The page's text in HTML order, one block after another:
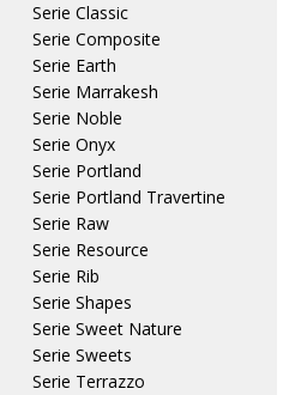
Serie Classic
Serie Composite
Serie Earth
Serie Marrakesh
Serie Noble
Serie Onyx
Serie Portland
Serie Portland Travertine
Serie Raw
Serie Resource
Serie Rib
Serie Shapes
Serie Sweet Nature
Serie Sweets
Serie Terrazzo